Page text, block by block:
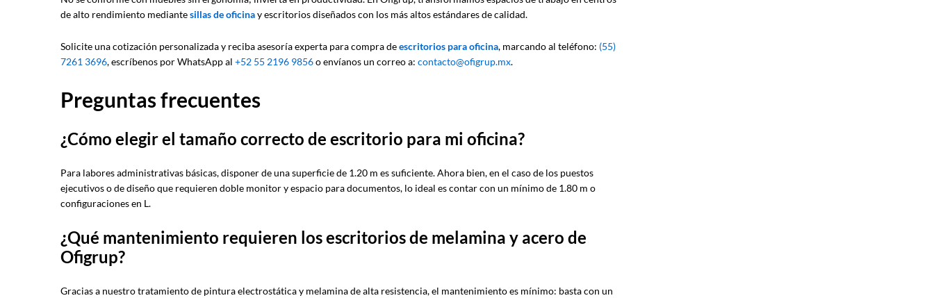
de alto rendimiento mediantesillas de oficinay escritorios diseñados con los más altos estándares de calidad.
Solicite una cotización personalizada y reciba asesoría experta para compra deescritorios para oficina, marcando al teléfono: (55)
7261 3696, escríbenos por WhatsApp al +52 55 2196 9856o envíanos un correo a: contacto@ofigrup.mx.
Preguntas frecuentes
¿Cómo elegir el tamaño correcto de escritorio para mi oficina?
Para labores administrativas básicas, disponer de una superficie de 1.20 m es suficiente. Ahora bien, en el caso de los puestos
ejecutivos o de diseño que requieren doble monitor y espacio para documentos, lo ideal es contar con un mínimo de 1.80 m o
configuraciones en L.
¿Qué mantenimiento requieren los escritorios de melamina y acero de
Ofigrup?
Gracias a nuestro tratamiento de pintura electrostática y melamina de alta resistencia, el mantenimiento es mínimo: basta con un